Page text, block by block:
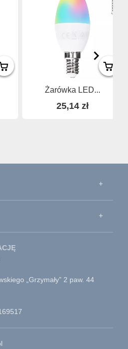
Żarówka LED...
25,14 zł
„Grzymały” 2 paw. 44